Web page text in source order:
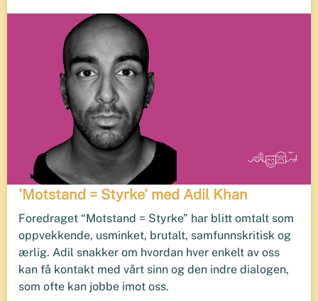
'Motstand = Styrke' med Adil Khan
Foredraget “Motstand = Styrke” har blitt omtalt som
oppvekkende, usminket, brutalt, samfunnskritisk og
ærlig. Adil snakker om hvordan hver enkelt av oss
kan få kontakt med vårt sinn og den indre dialogen,
som ofte kan jobbe imot oss.